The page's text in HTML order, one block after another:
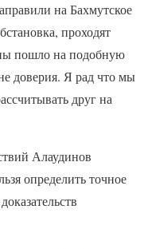
на Бахмутское
проходят
пошло на подобную
доверия. Я рад что мы
друг на
Алаудинов
определить точное